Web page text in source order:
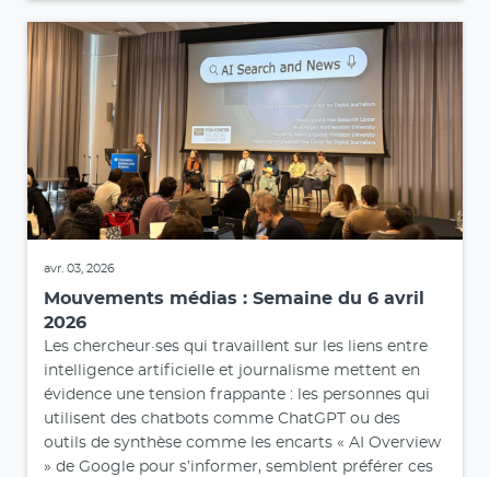
avr. 03, 2026
Mouvements médias : Semaine du 6 avril
2026
Les chercheur·ses qui travaillent sur les liens entre
intelligence artificielle et journalisme mettent en
évidence une tension frappante : les personnes qui
utilisent des chatbots comme ChatGPT ou des
outils de synthèse comme les encarts « AI Overview
» de Google pour s’informer, semblent préférer ces